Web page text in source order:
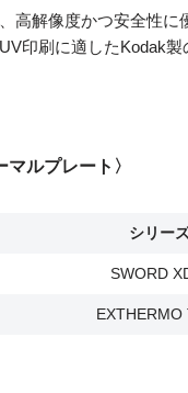
高解像度かつ安全性に
印刷に適したKodak製
マルプレート〉
シリー
SWORD
EXTHERMO